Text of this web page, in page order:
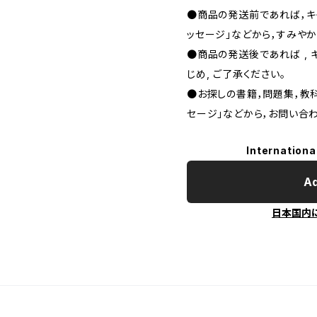
●商品の発送前であれば，キ
ッセージ」などから，すみや
●商品の発送後であれば ,
じめ, ご了承ください｡
●お探しの書籍，問題集，教
セージ」などから，お問い合
日本国内